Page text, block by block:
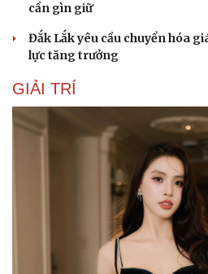
cần gìn giữ
Đắk Lắk yêu cầu chuyển hóa
lực tăng trưởng
GIẢI TRÍ